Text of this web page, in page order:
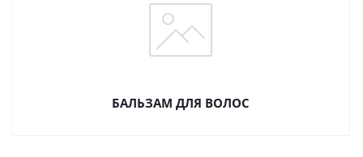
БАЛЬЗАМ ДЛЯ ВОЛОС